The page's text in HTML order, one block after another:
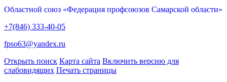
Областной союз «Федерация профсоюзов Самарской области»
+7(846) 333-40-05
fpso63@yandex.ru
Открыть поиск Карта сайта Включить версию для
слабовидящих Печать страницы